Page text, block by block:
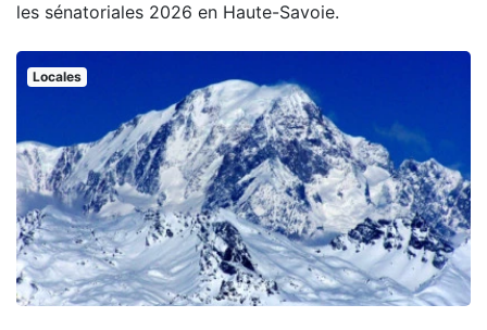
les sénatoriales 2026 en Haute-Savoie.
Locales